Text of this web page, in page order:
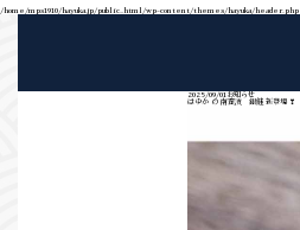
/home/mps1910/hayuka.jp/public_html/wp-content/themes/hayuka/header.php
2025/09/01 お知らせ
はゆか の 南蛮漬 銀鮭 新登場 ❣